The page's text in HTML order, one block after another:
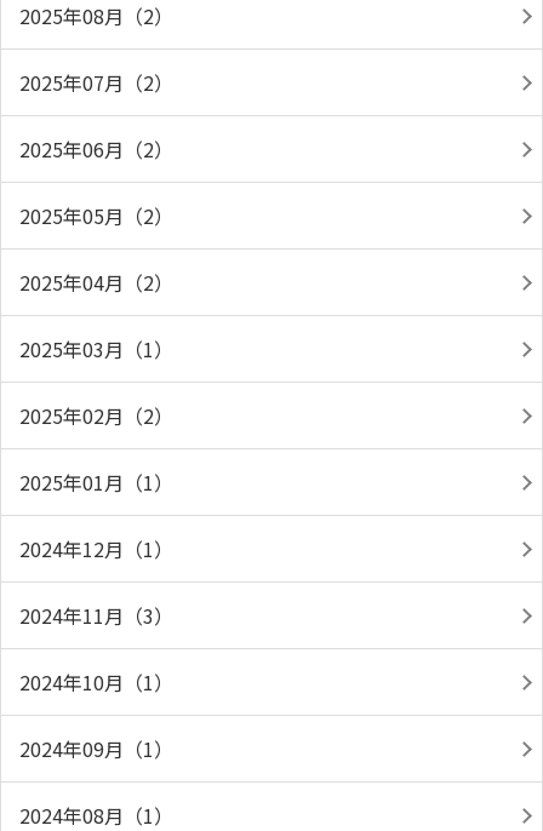
2025年08月（2）
2025年07月（2）
2025年06月（2）
2025年05月（2）
2025年04月（2）
2025年03月（1）
2025年02月（2）
2025年01月（1）
2024年12月（1）
2024年11月（3）
2024年10月（1）
2024年09月（1）
2024年08月（1）